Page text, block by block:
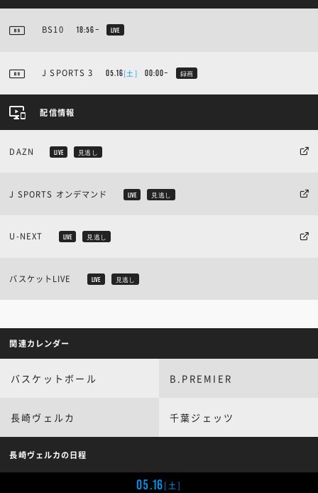
BS10 18:56~ LIVE
J SPORTS 3 05.16[土] 00:00~ 録画
配信情報
DAZN LIVE 見逃し
J SPORTS オンデマンド LIVE 見逃し
U-NEXT LIVE 見逃し
バスケットLIVE LIVE 見逃し
関連カレンダー
バスケットボール B.PREMIER
長崎ヴェルカ 千葉ジェッツ
長崎ヴェルカの日程
05.16[土]